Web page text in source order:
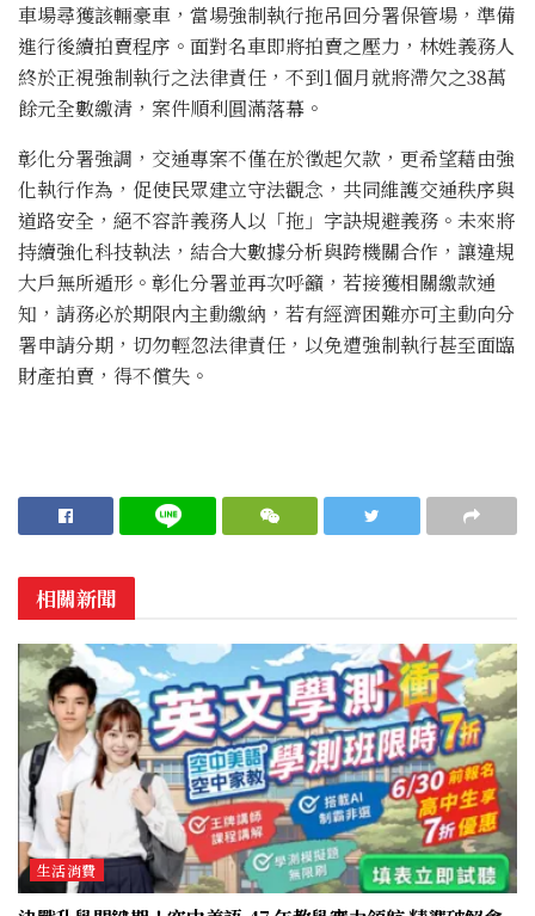
車場尋獲該輛豪車，當場強制執行拖吊回分署保管場，準備
進行後續拍賣程序。面對名車即將拍賣之壓力，林姓義務人
終於正視強制執行之法律責任，不到1個月就將滯欠之38萬
餘元全數繳清，案件順利圓滿落幕。
彰化分署強調，交通專案不僅在於徵起欠款，更希望藉由強
化執行作為，促使民眾建立守法觀念，共同維護交通秩序與
道路安全，絕不容許義務人以「拖」字訣規避義務。未來將
持續強化科技執法，結合大數據分析與跨機關合作，讓違規
大戶無所遁形。彰化分署並再次呼籲，若接獲相關繳款通
知，請務必於期限內主動繳納，若有經濟困難亦可主動向分
署申請分期，切勿輕忽法律責任，以免遭強制執行甚至面臨
財產拍賣，得不償失。
相關新聞
生活消費